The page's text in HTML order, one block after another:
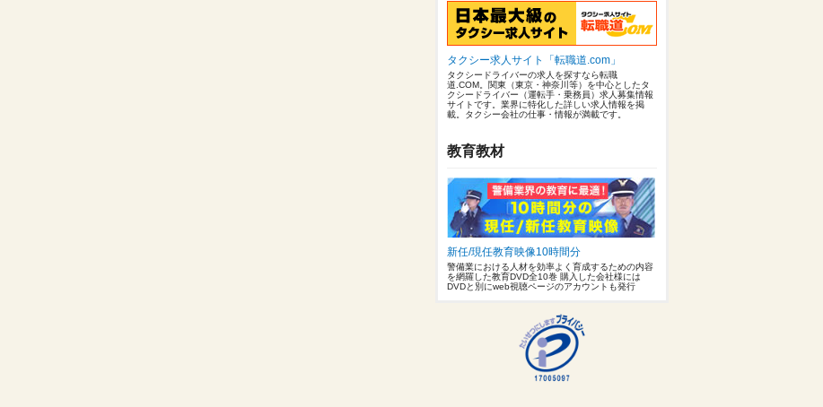
タクシー求人サイト「転職道.com」
タクシードライバーの求人を探すなら転職
道.COM。関東（東京・神奈川等）を中心としたタ
クシードライバー（運転手・乗務員）求人募集情報
サイトです。業界に特化した詳しい求人情報を掲
載。タクシー会社の仕事・情報が満載です。
教育教材
新任/現任教育映像10時間分
警備業における人材を効率よく育成するための内容
を網羅した教育DVD全10巻 購入した会社様には
DVDと別にweb視聴ページのアカウントも発行